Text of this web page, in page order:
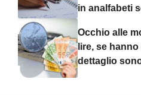
in analfabeti
Occhio alle
lire, se
dettaglio